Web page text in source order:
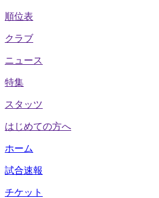
順位表
クラブ
ニュース
特集
スタッツ
はじめての方へ
ホーム
試合速報
チケット